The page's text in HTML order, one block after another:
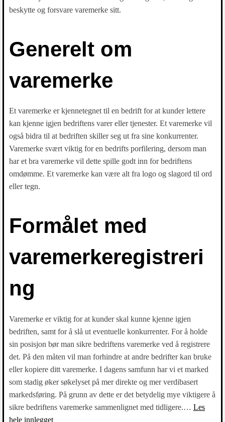
beskytte og forsvare varemerke sitt.
Generelt om
varemerke
Et varemerke er kjennetegnet til en bedrift for at kunder lettere
kan kjenne igjen bedriftens varer eller tjenester. Et varemerke vil
også bidra til at bedriften skiller seg ut fra sine konkurrenter.
Varemerke svært viktig for en bedrifts porfilering, dersom man
har et bra varemerke vil dette spille godt inn for bedriftens
omdømme. Et varemerke kan være alt fra logo og slagord til ord
eller tegn.
Formålet med
varemerkeregistreri
ng
Varemerke er viktig for at kunder skal kunne kjenne igjen
bedriften, samt for å slå ut eventuelle konkurrenter. For å holde
sin posisjon bør man sikre bedriftens varemerke ved å registrere
det. På den måten vil man forhindre at andre bedrifter kan bruke
eller kopiere ditt varemerke. I dagens samfunn har vi et marked
som stadig øker søkelyset på mer direkte og mer verdibasert
markedsføring. På grunn av dette er det betydelig mye viktigere å
sikre bedriftens varemerke sammenlignet med tidligere.… Les
hele innlegget